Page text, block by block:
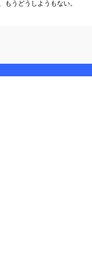
うどうしようもない。